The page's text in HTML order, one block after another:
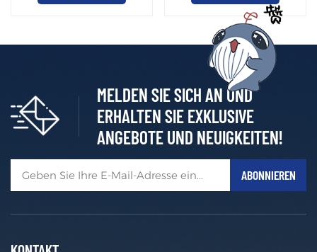
MELDEN SIE SICH AN UND
ERHALTEN SIE EXKLUSIVE
ANGEBOTE UND NEUIGKEITEN!